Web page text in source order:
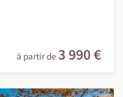
à partir de 3 990 €